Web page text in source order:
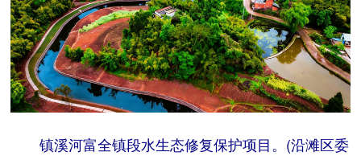
镇溪河富全镇段水生态修复保护项目。(沿滩区委